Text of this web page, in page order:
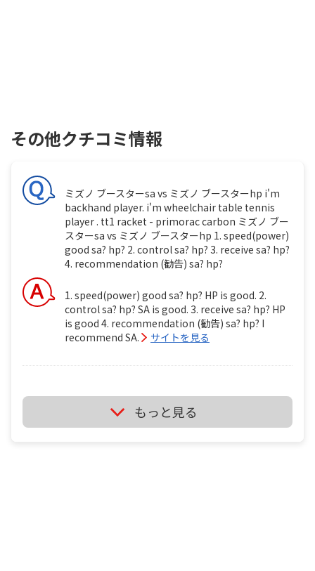
その他クチコミ情報
ミズノ ブースターsa vs ミズノ ブースターhp i'm
backhand player. i'm wheelchair table tennis
player . tt1 racket - primorac carbon ミズノ ブー
スターsa vs ミズノ ブースターhp 1. speed(power)
good sa? hp? 2. control sa? hp? 3. receive sa? hp?
4. recommendation (勧告) sa? hp?
1. speed(power) good sa? hp? HP is good. 2.
control sa? hp? SA is good. 3. receive sa? hp? HP
is good 4. recommendation (勧告) sa? hp? I
recommend SA.
サイトを見る
ミズノ ブースターsa vs ミズノ ブースターhp i'm
backhand player. i'm wheelchair table tennis
player . tt1 ミズノ ブースターsa vs ミズノ ブースタ
もっと見る